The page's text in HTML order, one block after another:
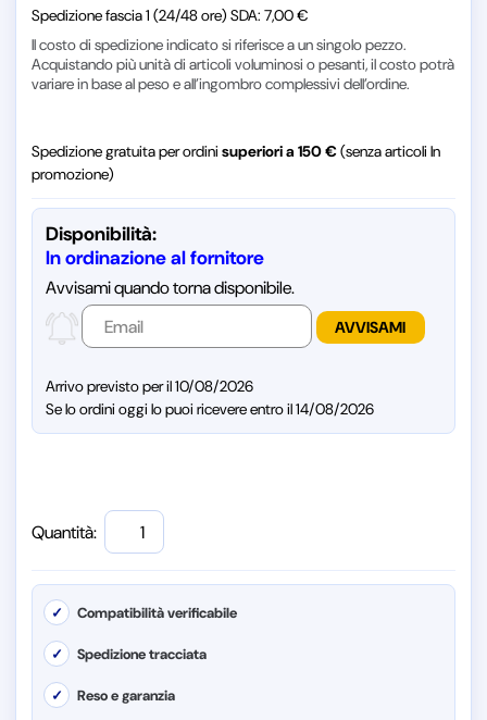
Spedizione fascia 1 (24/48 ore) SDA: 7,00 €
Il costo di spedizione indicato si riferisce a un singolo pezzo.
Acquistando più unità di articoli voluminosi o pesanti, il costo potrà
variare in base al peso e all’ingombro complessivi dell’ordine.
Spedizione gratuita per ordinisuperiori a 150 €(senza articoli In
promozione)
Disponibilità:
In ordinazione al fornitore
Avvisami quando torna disponibile.
Arrivo previsto per il 10/08/2026
Se lo ordini oggi lo puoi ricevere entro il 14/08/2026
Quantità:
✓ Compatibilità verificabile
✓ Spedizione tracciata
✓ Reso e garanzia